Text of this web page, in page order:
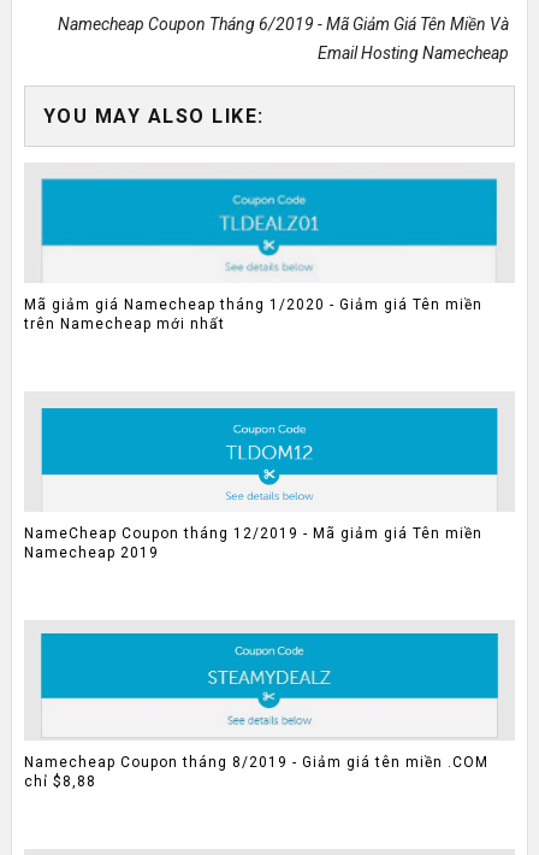
Namecheap Coupon Tháng 6/2019 - Mã Giảm Giá Tên Miền Và
Email Hosting Namecheap
YOU MAY ALSO LIKE:
Mã giảm giá Namecheap tháng 1/2020 - Giảm giá Tên miền
trên Namecheap mới nhất
NameCheap Coupon tháng 12/2019 - Mã giảm giá Tên miền
Namecheap 2019
Namecheap Coupon tháng 8/2019 - Giảm giá tên miền .COM
chỉ $8,88